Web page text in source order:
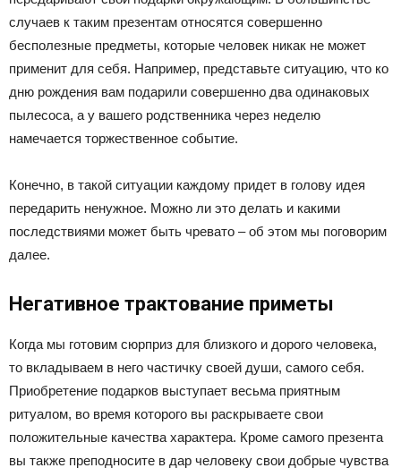
случаев к таким презентам относятся совершенно
бесполезные предметы, которые человек никак не может
применит для себя. Например, представьте ситуацию, что ко
дню рождения вам подарили совершенно два одинаковых
пылесоса, а у вашего родственника через неделю
намечается торжественное событие.
Конечно, в такой ситуации каждому придет в голову идея
передарить ненужное. Можно ли это делать и какими
последствиями может быть чревато – об этом мы поговорим
далее.
Негативное трактование приметы
Когда мы готовим сюрприз для близкого и дорого человека,
то вкладываем в него частичку своей души, самого себя.
Приобретение подарков выступает весьма приятным
ритуалом, во время которого вы раскрываете свои
положительные качества характера. Кроме самого презента
вы также преподносите в дар человеку свои добрые чувства